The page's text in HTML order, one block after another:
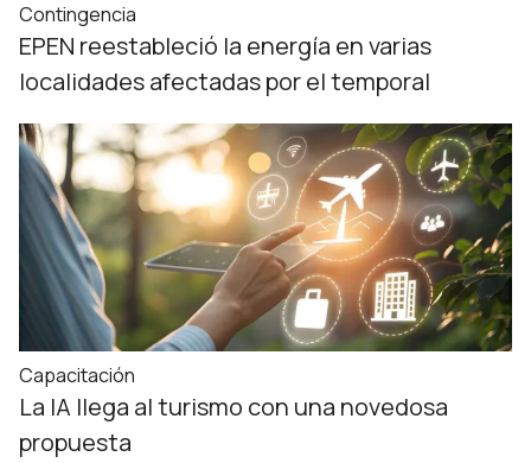
Contingencia
EPEN reestableció la energía en varias
localidades afectadas por el temporal
Capacitación
La IA llega al turismo con una novedosa
propuesta